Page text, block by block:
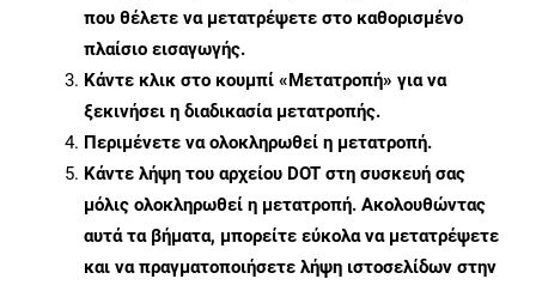
που θέλετε να μετατρέψετε στο καθορισμένο
πλαίσιο εισαγωγής.
Κάντε κλικ στο κουμπί «Μετατροπή» για να
ξεκινήσει η διαδικασία μετατροπής.
Περιμένετε να ολοκληρωθεί η μετατροπή.
Κάντε λήψη του αρχείου DOT στη συσκευή σας
μόλις ολοκληρωθεί η μετατροπή. Ακολουθώντας
αυτά τα βήματα, μπορείτε εύκολα να μετατρέψετε
και να πραγματοποιήσετε λήψη ιστοσελίδων στην